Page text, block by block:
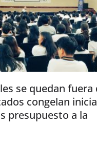
se quedan fuera
congelan
presupuesto a la